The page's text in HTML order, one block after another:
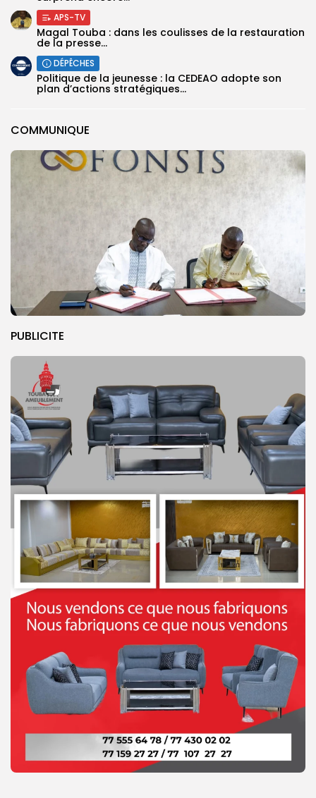
COMMUNIQUE
PUBLICITE
APS-TV
Magal Touba : dans les coulisses de la restauration
de la presse...
DÉPÊCHES
Politique de la jeunesse : la CEDEAO adopte son
plan d’actions stratégiques...